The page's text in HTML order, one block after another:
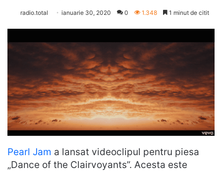
radio.total ianuarie 30, 2020 0 1.348 1 minut de citit
Pearl Jam a lansat videoclipul pentru piesa
„Dance of the Clairvoyants”. Acesta este